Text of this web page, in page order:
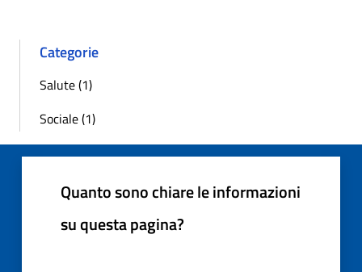
Categorie
Salute (1)
Sociale (1)
Quanto sono chiare le informazioni
su questa pagina?